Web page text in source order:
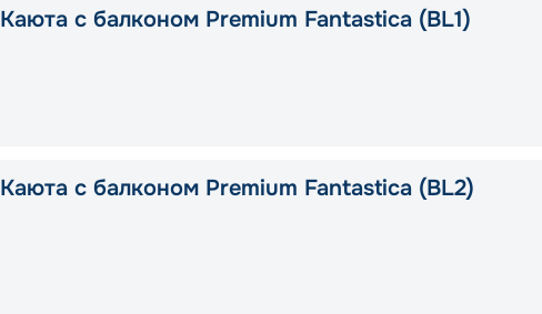
Каюта с балконом Premium Fantastica (BL1)
Каюта с балконом Premium Fantastica (BL2)